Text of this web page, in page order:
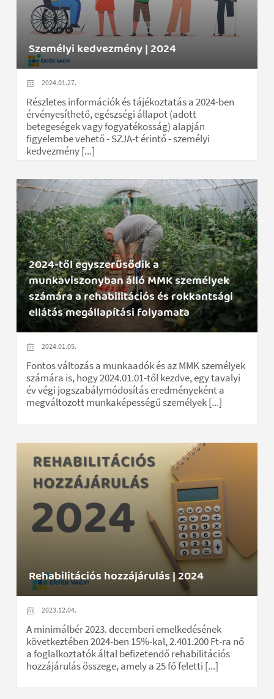
Személyi kedvezmény | 2024
2024.01.27.
Részletes információk és tájékoztatás a 2024-ben
érvényesíthető, egészségi állapot (adott
betegeségek vagy fogyatékosság) alapján
figyelembe vehető - SZJA-t érintő - személyi
kedvezmény [...]
2024-től egyszerűsődik a
munkaviszonyban álló MMK személyek
számára a rehabilitációs és rokkantsági
ellátás megállapítási folyamata
2024.01.05.
Fontos változás a munkaadók és az MMK személyek
számára is, hogy 2024.01.01-től kezdve, egy tavalyi
év végi jogszabálymódosítás eredményeként a
megváltozott munkaképességű személyek [...]
Rehabilitációs hozzájárulás | 2024
2023.12.04.
A minimálbér 2023. decemberi emelkedésének
következtében 2024-ben 15%-kal, 2.401.200 Ft-ra nő
a foglalkoztatók által befizetendő rehabilitációs
hozzájárulás összege, amely a 25 fő feletti [...]